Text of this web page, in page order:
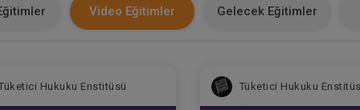
Video Eğitimler Gelecek Eğitimler
Hukuku Enstitüsü Tüketici Hukuku